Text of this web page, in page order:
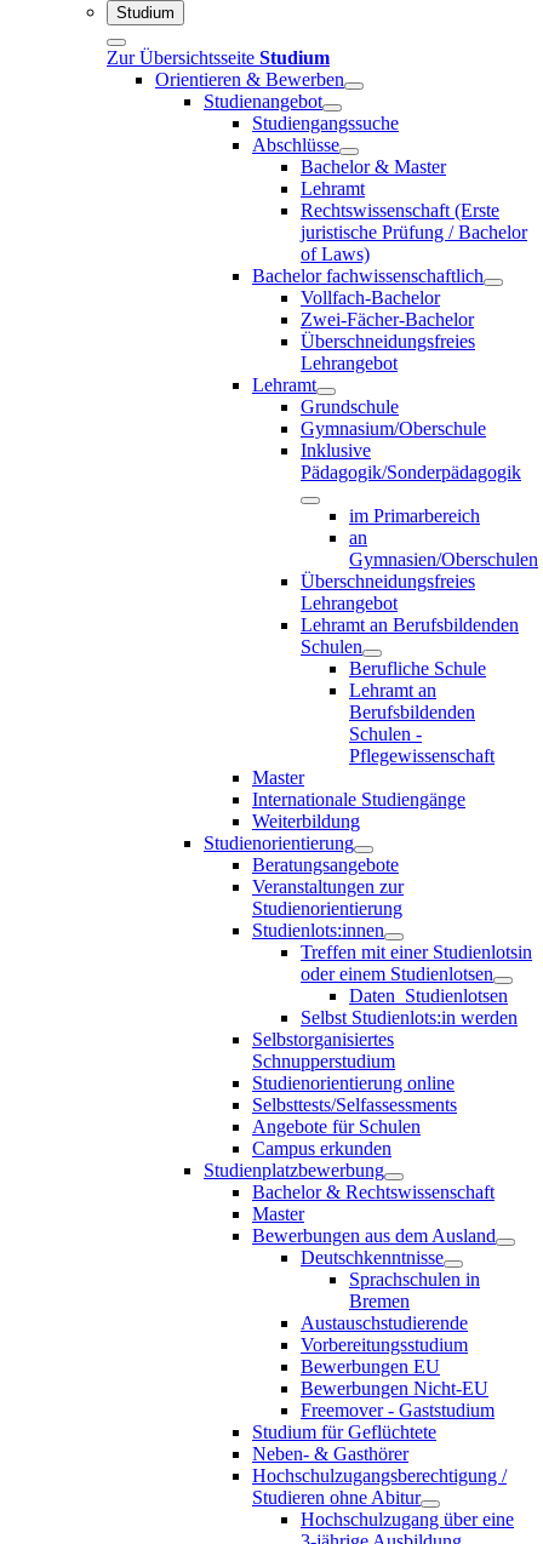
Studium
Zur Übersichtsseite Studium
Orientieren & Bewerben
Studienangebot
Studiengangssuche
Abschlüsse
Bachelor & Master
Lehramt
Rechtswissenschaft (Erste
juristische Prüfung / Bachelor
of Laws)
Bachelor fachwissenschaftlich
Vollfach-Bachelor
Zwei-Fächer-Bachelor
Überschneidungsfreies
Lehrangebot
Lehramt
Grundschule
Gymnasium/Oberschule
Inklusive
Pädagogik/Sonderpädagogik
im Primarbereich
an
Gymnasien/Oberschulen
Überschneidungsfreies
Lehrangebot
Lehramt an Berufsbildenden
Schulen
Berufliche Schule
Lehramt an
Berufsbildenden
Schulen -
Pflegewissenschaft
Master
Internationale Studiengänge
Weiterbildung
Studienorientierung
Beratungsangebote
Veranstaltungen zur
Studienorientierung
Studienlots:innen
Treffen mit einer Studienlotsin
oder einem Studienlotsen
Daten_Studienlotsen
Selbst Studienlots:in werden
Selbstorganisiertes
Schnupperstudium
Studienorientierung online
Selbsttests/Selfassessments
Angebote für Schulen
Campus erkunden
Studienplatzbewerbung
Bachelor & Rechtswissenschaft
Master
Bewerbungen aus dem Ausland
Deutschkenntnisse
Sprachschulen in
Bremen
Austauschstudierende
Vorbereitungsstudium
Bewerbungen EU
Bewerbungen Nicht-EU
Freemover - Gaststudium
Studium für Geflüchtete
Neben- & Gasthörer
Hochschulzugangsberechtigung /
Studieren ohne Abitur
Hochschulzugang über eine